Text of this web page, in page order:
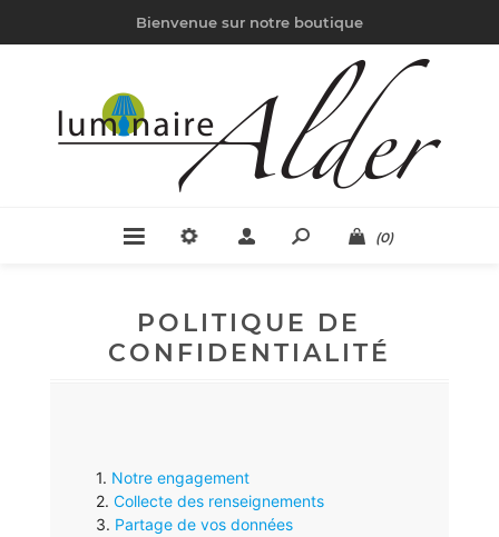
Bienvenue sur notre boutique
(0)
POLITIQUE DE
CONFIDENTIALITÉ